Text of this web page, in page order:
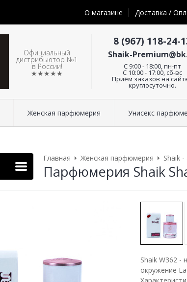
О магазине Доставка /
Официальный
дистрибьютор №1
в России!
★★★★★
8 (967) 118-24-
Shaik-
C 9:00 - 18:00, пн-пт
С 10:00 - 17:00, сб-вс
Приём заказов на
круглосуточно.
Женская парфюмерия Унисекс
Главная Женская парфюмерия Shaik
Парфюмерия Shaik
Shaik W362 -
окружение